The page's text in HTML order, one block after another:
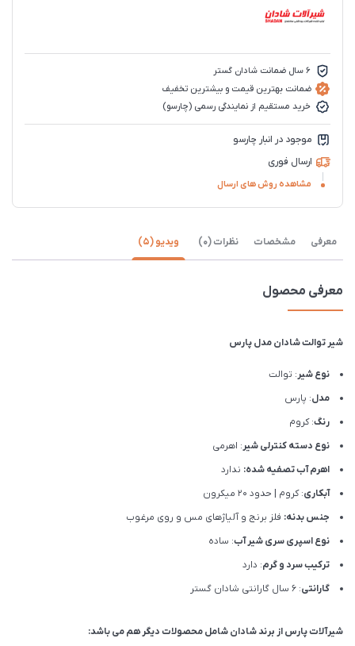
6 سال ضمانت شادان گستر
ضمانت بهترین قیمت و بیشترین تخفیف
خرید مستقیم از نمایندگی رسمی (چارسو)
موجود در انبار چارسو
ارسال فوری
مشاهده روش های ارسال
معرفی مشخصات نظرات (0) ویدیو (5)
معرفی محصول
شیر توالت شادان مدل پارس
نوع شیر: توالت
مدل: پارس
رنگ: کروم
نوع دسته کنترلی شیر: اهرمی
اهرم آب تصفیه شده: ندارد
آبکاری: کروم | حدود 20 میکرون
جنس بدنه: فلز برنج و آلیاژهای مس و روی مرغوب
نوع اسپری سری شیر آب: ساده
ترکیب سرد و گرم: دارد
گارانتی: 6 سال گارانتی شادان گستر
شیرآلات پارس از برند شادان شامل محصولات دیگر هم می باشد: